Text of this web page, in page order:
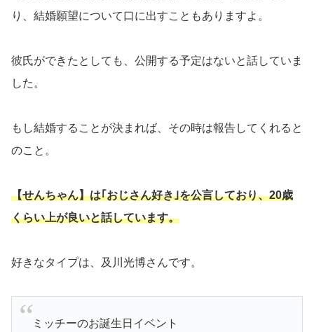
り、結婚願望について口に出すこともありますよ。
彼氏ができたとしても、公開する予定はないと話していま
した。
もし結婚することが決まれば、その時は報告してくれると
のこと。
【せんちゃん】は｢おじさん好き｣を公言しており、20歳
くらい上が良いと話しています。
好きなタイプは、及川光博さんです。
ミッチーのお誕生日イベント